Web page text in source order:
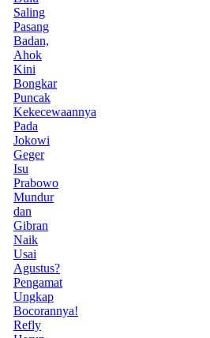
Saling
Pasang
Badan,
Ahok
Kini
Bongkar
Puncak
Kekecewaannya
Pada
Jokowi
Geger
Isu
Prabowo
Mundur
dan
Gibran
Naik
Usai
Agustus?
Pengamat
Ungkap
Bocorannya!
Refly